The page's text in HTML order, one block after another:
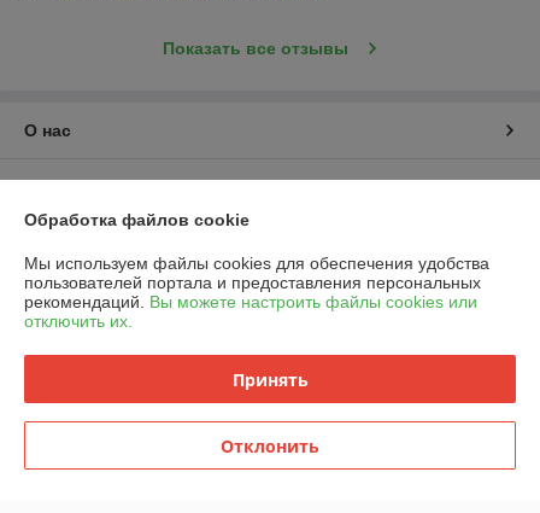
Показать все отзывы
О нас
Контакты
График работы
Полная версия сайта
Сайт создан на платформе Deal.by
Обработка файлов cookie
Мы используем файлы cookies для обеспечения удобства
пользователей портала и предоставления персональных
рекомендаций. Вы можете настроить файлы cookies или
отключить их.
Принять
Отклонить